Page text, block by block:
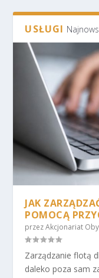
USŁUGI
JAK
POMOCĄ
przezAkcjonariat
Zarządzanie flotą
daleko poza sam